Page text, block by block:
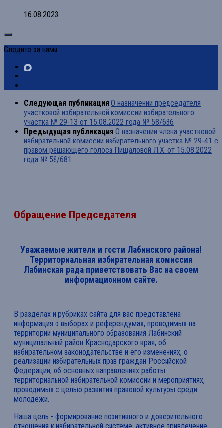
16.08.2023
Следите за нами:
Следующая публикация О назначении председателя
участковой избирательной комиссии избирательного
участка № 29-13 от 15.08.2022 года № 58/686
Предыдущая публикация О назначении члена участковой
избирательной комиссии избирательного участка № 29-41 с
правом решающего голоса Пищаловой Л.Х. от 15.08.2022
года № 58/681
Обращение Председателя
Уважаемые жители и гости Лабинского района!
Территориальная избирательная комиссия
Лабинская рада приветствовать Вас на своем
информационном сайте.
В разделах и рубриках сайта для вас представлена
информация о выборах и референдумах, проводимых на
территории муниципального образования Лабинский
муниципальный район Краснодарского края, об
избирательном законодательстве и его изменениях, о
реализации избирательных прав граждан Российской
Федерации, об основных направлениях работы
территориальной избирательной комиссии и мероприятиях,
проводимых с целью развития правовой культуры среди
молодежи.
Наша цель - формирование позитивного и доверительного
отношения к избирательной системе, активное привлечение